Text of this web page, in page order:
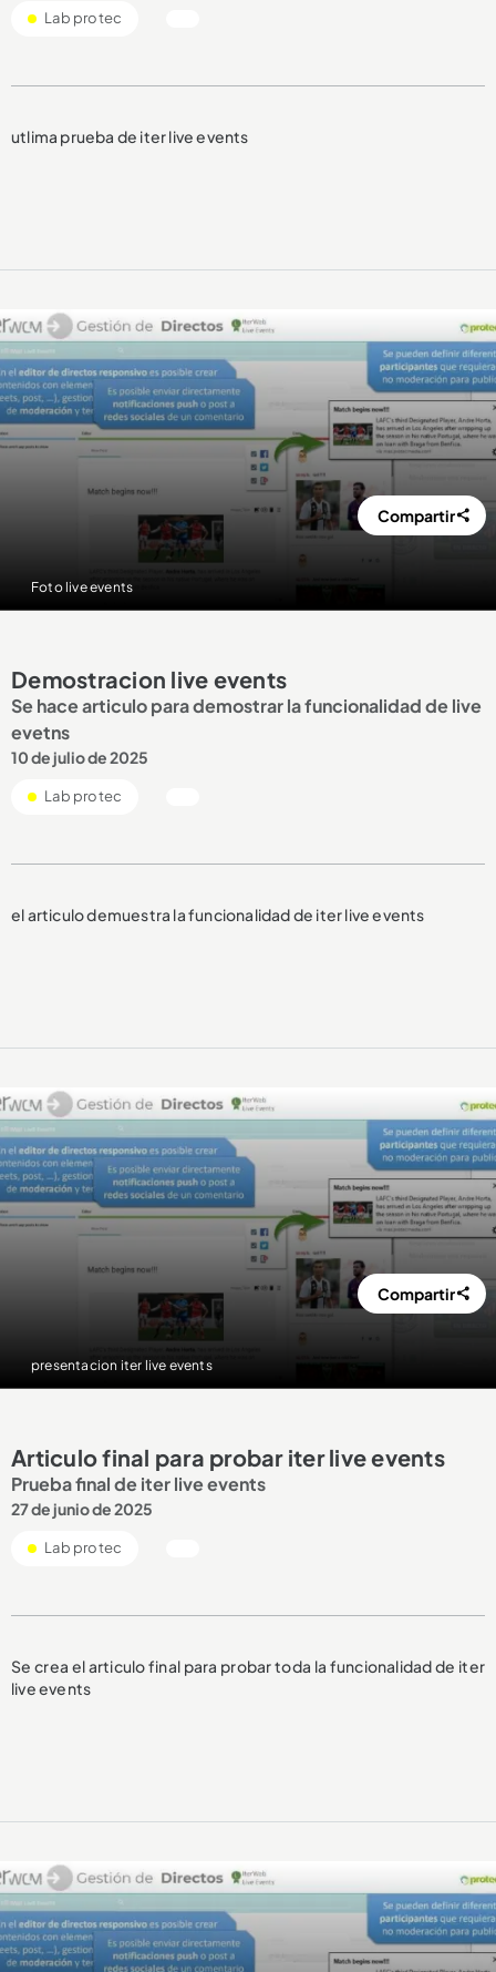
Lab protec
utlima prueba de iter live events
Foto live events
Compartir
Demostracion live events
Se hace articulo para demostrar la funcionalidad de live
evetns
10 de julio de 2025
Lab protec
el articulo demuestra la funcionalidad de iter live events
presentacion iter live events
Compartir
Articulo final para probar iter live events
Prueba final de iter live events
27 de junio de 2025
Lab protec
Se crea el articulo final para probar toda la funcionalidad de iter
live events